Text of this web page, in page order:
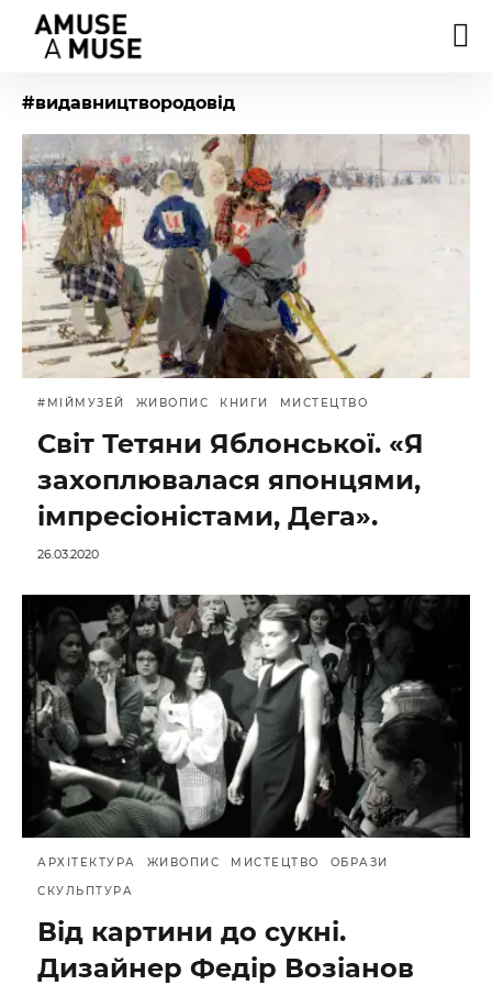
#видавництвородовід
#МІЙМУЗЕЙ ЖИВОПИС КНИГИ МИСТЕЦТВО
Світ Тетяни Яблонської. «Я
захоплювалася японцями,
імпресіоністами, Дега».
26.03.2020
АРХІТЕКТУРА ЖИВОПИС МИСТЕЦТВО
ОБРАЗИ
СКУЛЬПТУРА
Від картини до сукні.
Дизайнер Федір Возіанов